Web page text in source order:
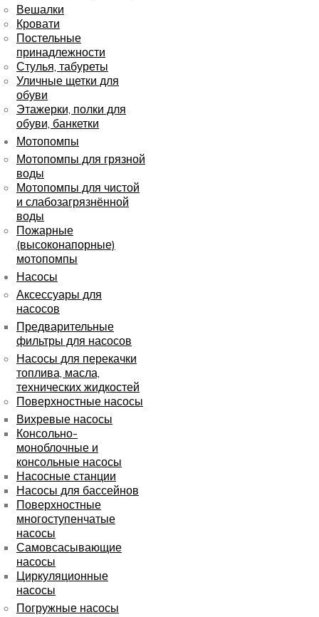
Вешалки
Кровати
Постельные
принадлежности
Стулья, табуреты
Уличные щетки для
обуви
Этажерки, полки для
обуви, банкетки
Мотопомпы
Мотопомпы для грязной
воды
Мотопомпы для чистой
и слабозагрязнённой
воды
Пожарные
(высоконапорные)
мотопомпы
Насосы
Аксессуары для
насосов
Предварительные
фильтры для насосов
Насосы для перекачки
топлива, масла,
технических жидкостей
Поверхностные насосы
Вихревые насосы
Консольно-
моноблочные и
консольные насосы
Насосные станции
Насосы для бассейнов
Поверхностные
многоступенчатые
насосы
Самовсасывающие
насосы
Циркуляционные
насосы
Погружные насосы